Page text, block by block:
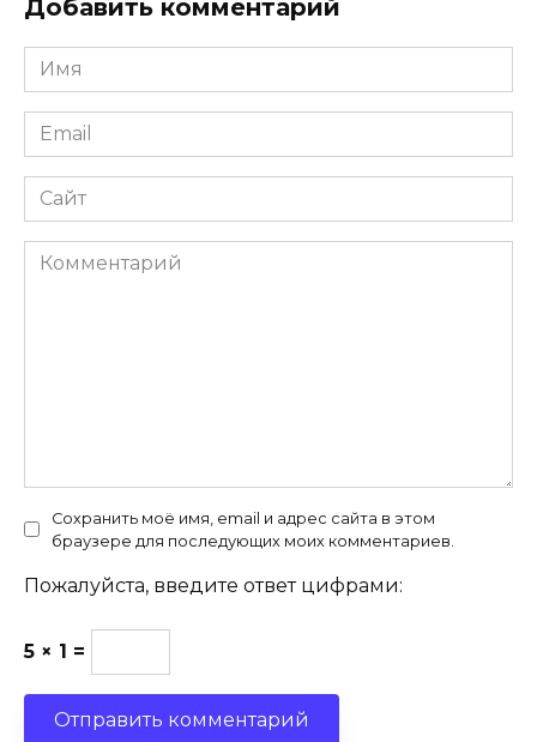
Добавить комментарий
Имя
*
Email
*
Сайт
Комментарий
Сохранить моё имя, email и адрес сайта в этом
браузере для последующих моих комментариев.
Пожалуйста, введите ответ цифрами:
5 × 1 =